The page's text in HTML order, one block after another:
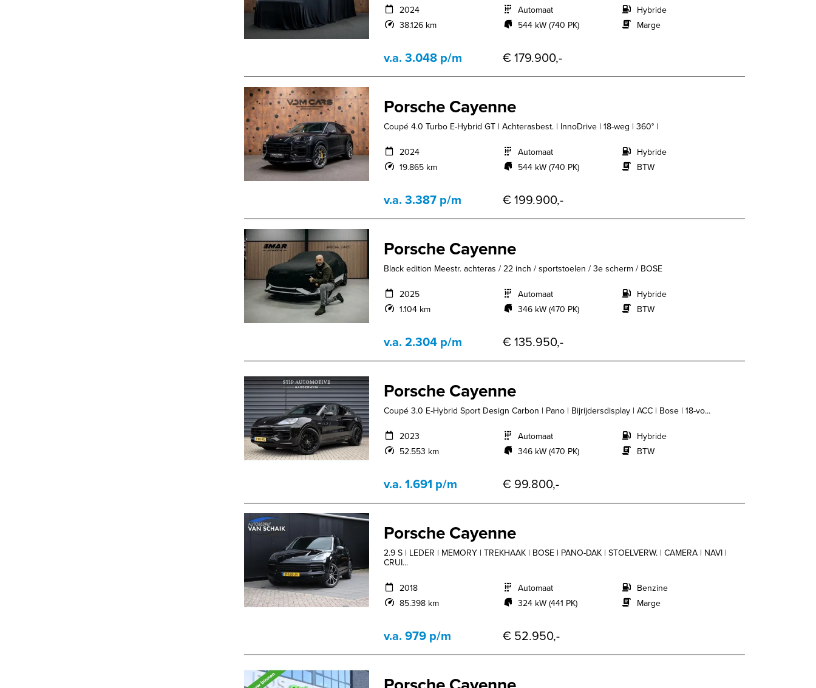
2024
38.126 km
Automaat
544 kW (740 PK)
Hybride
Marge
v.a. 3.048 p/m € 179.900,-
Porsche Cayenne
Coupé 4.0 Turbo E-Hybrid GT | Achterasbest. | InnoDrive | 18-weg | 360° |
2024
19.865 km
Automaat
544 kW (740 PK)
Hybride
BTW
v.a. 3.387 p/m € 199.900,-
Porsche Cayenne
Black edition Meestr. achteras / 22 inch / sportstoelen / 3e scherm / BOSE
2025
1.104 km
Automaat
346 kW (470 PK)
Hybride
BTW
v.a. 2.304 p/m € 135.950,-
Porsche Cayenne
Coupé 3.0 E-Hybrid Sport Design Carbon | Pano | Bijrijdersdisplay | ACC | Bose | 18-vo...
2023
52.553 km
Automaat
346 kW (470 PK)
Hybride
BTW
v.a. 1.691 p/m € 99.800,-
Porsche Cayenne
2.9 S | LEDER | MEMORY | TREKHAAK | BOSE | PANO-DAK | STOELVERW. | CAMERA | NAVI |
CRUI...
2018
85.398 km
Automaat
324 kW (441 PK)
Benzine
Marge
v.a. 979 p/m € 52.950,-